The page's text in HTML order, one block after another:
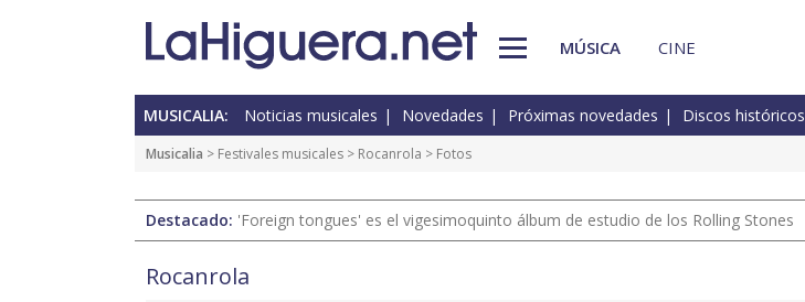
MÚSICA CINE
MUSICALIA: Noticias musicales Novedades Próximas novedades Discos históricos
Musicalia > Festivales musicales > Rocanrola > Fotos
Destacado: 'Foreign tongues' es el vigesimoquinto álbum de estudio de los Rolling Stones
Rocanrola